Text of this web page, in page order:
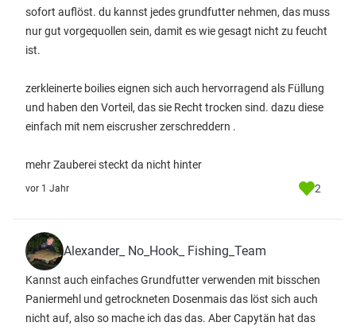
sofort auflöst. du kannst jedes grundfutter nehmen, das muss
nur gut vorgequollen sein, damit es wie gesagt nicht zu feucht
ist.
zerkleinerte boilies eignen sich auch hervorragend als Füllung
und haben den Vorteil, das sie Recht trocken sind. dazu diese
einfach mit nem eiscrusher zerschreddern .
mehr Zauberei steckt da nicht hinter
vor 1 Jahr 2
Alexander_ No_Hook_ Fishing_Team
Kannst auch einfaches Grundfutter verwenden mit bisschen
Paniermehl und getrockneten Dosenmais das löst sich auch
nicht auf, also so mache ich das das. Aber Capytän hat das